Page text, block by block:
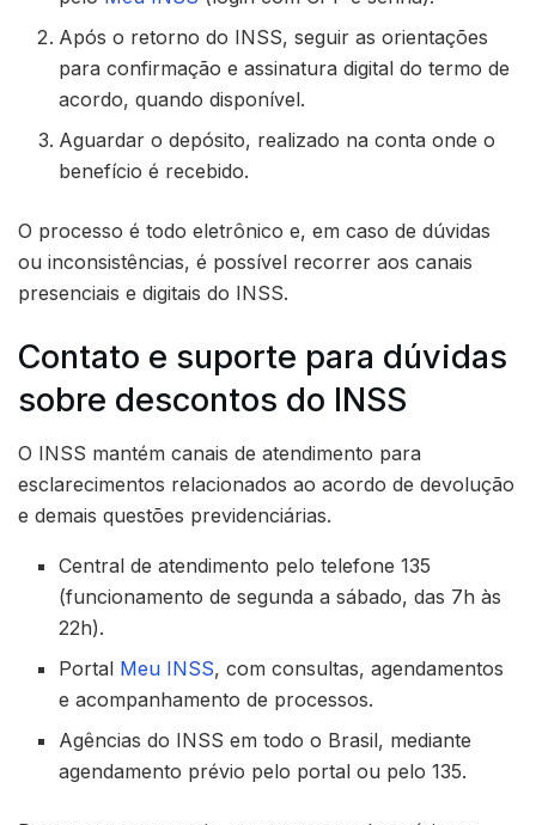
Após o retorno do INSS, seguir as orientações
para confirmação e assinatura digital do termo de
acordo, quando disponível.
Aguardar o depósito, realizado na conta onde o
benefício é recebido.
O processo é todo eletrônico e, em caso de dúvidas
ou inconsistências, é possível recorrer aos canais
presenciais e digitais do INSS.
Contato e suporte para dúvidas
sobre descontos do INSS
O INSS mantém canais de atendimento para
esclarecimentos relacionados ao acordo de devolução
e demais questões previdenciárias.
Central de atendimento pelo telefone 135
(funcionamento de segunda a sábado, das 7h às
22h).
Portal Meu INSS, com consultas, agendamentos
e acompanhamento de processos.
Agências do INSS em todo o Brasil, mediante
agendamento prévio pelo portal ou pelo 135.